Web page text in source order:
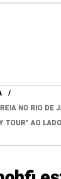
NO RIO DE
TOUR” AO